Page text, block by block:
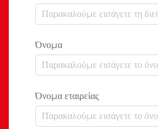
Όνομα
Όνομα εταιρείας